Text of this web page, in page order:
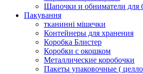
Шапочки и обниматели для
Пакування
тканинні мішечки
Контейнеры для хранения
Коробка Блистер
Коробки с окошком
Металлические коробочки
Пакеты упаковочные (